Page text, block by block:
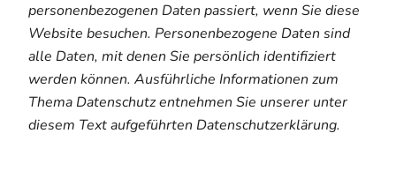
personenbezogenen Daten passiert, wenn Sie diese
Website besuchen. Personenbezogene Daten sind
alle Daten, mit denen Sie persönlich identifiziert
werden können. Ausführliche Informationen zum
Thema Datenschutz entnehmen Sie unserer unter
diesem Text aufgeführten Datenschutzerklärung.